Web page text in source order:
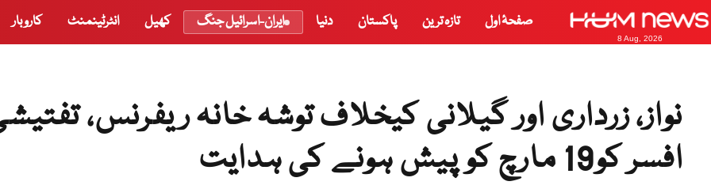
8 Aug, 2026
صفحۂ اول تازہ ترین پاکستان دنیا ایران-اسرائیل جنگ کھیل انٹرٹینمنٹ کاروبار
نواز، زرداری اور گیلانی کیخلاف توشہ خانہ ریفرنس،
افسر کو19 مارچ کو پیش ہونے کی ہدایت